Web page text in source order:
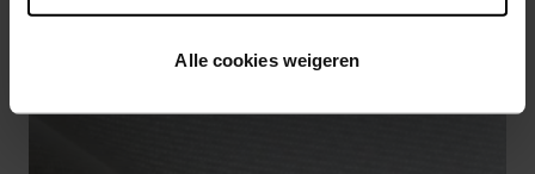
Alle cookies weigeren